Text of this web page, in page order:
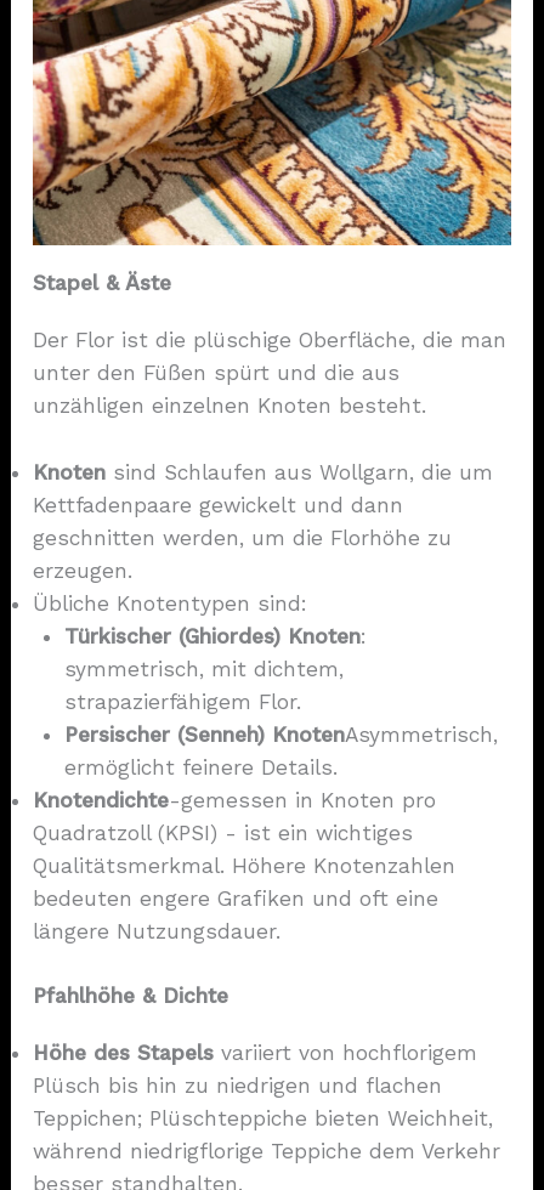
Stapel & Äste
Der Flor ist die plüschige Oberfläche, die man
unter den Füßen spürt und die aus
unzähligen einzelnen Knoten besteht.
Knotensind Schlaufen aus Wollgarn, die um
Kettfadenpaare gewickelt und dann
geschnitten werden, um die Florhöhe zu
erzeugen.
Übliche Knotentypen sind:
Türkischer (Ghiordes) Knoten:
symmetrisch, mit dichtem,
strapazierfähigem Flor.
Persischer (Senneh) KnotenAsymmetrisch,
ermöglicht feinere Details.
Knotendichte-gemessen in Knoten pro
Quadratzoll (KPSI) - ist ein wichtiges
Qualitätsmerkmal. Höhere Knotenzahlen
bedeuten engere Grafiken und oft eine
längere Nutzungsdauer.
Pfahlhöhe & Dichte
Höhe des Stapelsvariiert von hochflorigem
Plüsch bis hin zu niedrigen und flachen
Teppichen; Plüschteppiche bieten Weichheit,
während niedrigflorige Teppiche dem Verkehr
besser standhalten.